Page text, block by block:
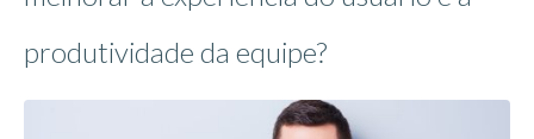
produtividade da equipe?